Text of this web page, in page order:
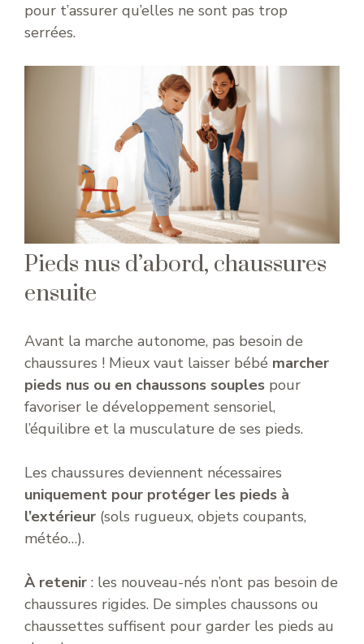
pour t’assurer qu’elles ne sont pas trop
serrées.
Pieds nus d’abord, chaussures
ensuite
Avant la marche autonome, pas besoin de
chaussures ! Mieux vaut laisser bébé marcher
pieds nus ou en chaussons souples pour
favoriser le développement sensoriel,
l’équilibre et la musculature de ses pieds.
Les chaussures deviennent nécessaires
uniquement pour protéger les pieds à
l’extérieur (sols rugueux, objets coupants,
météo…).
À retenir : les nouveau-nés n’ont pas besoin de
chaussures rigides. De simples chaussons ou
chaussettes suffisent pour garder les pieds au